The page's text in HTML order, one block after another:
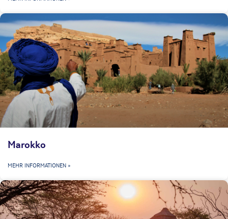
Marokko
MEHR INFORMATIONEN »